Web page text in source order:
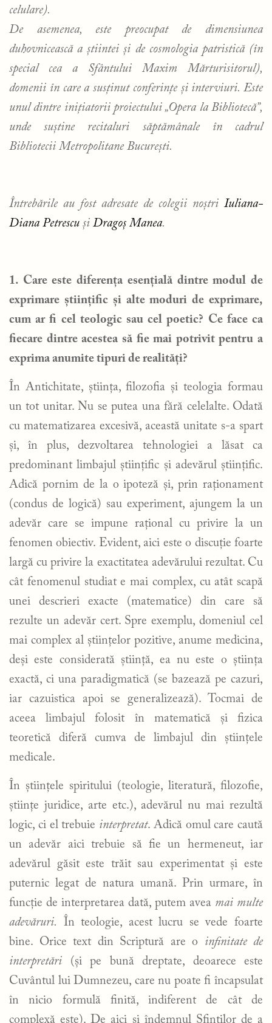
celulare).
De asemenea, este preocupat de dimensiunea
duhovnicească a știintei și de cosmologia patristică (în
special cea a Sfântului Maxim Mărturisitorul),
domenii în care a susținut conferințe și interviuri. Este
unul dintre inițiatorii proiectului „Opera la Bibliotecă”,
unde suștine recitaluri săptămânale în cadrul
Bibliotecii Metropolitane București.
Întrebările au fost adresate de colegii noștri Iuliana-
Diana Petrescu și Dragoș Manea.
1. Care este diferența esențială dintre modul de
exprimare științific și alte moduri de exprimare,
cum ar fi cel teologic sau cel poetic? Ce face ca
fiecare dintre acestea să fie mai potrivit pentru a
exprima anumite tipuri de realități?
În Antichitate, știința, filozofia și teologia formau
un tot unitar. Nu se putea una fără celelalte. Odată
cu matematizarea excesivă, această unitate s-a spart
și, în plus, dezvoltarea tehnologiei a lăsat ca
predominant limbajul științific și adevărul științific.
Adică pornim de la o ipoteză și, prin raționament
(condus de logică) sau experiment, ajungem la un
adevăr care se impune rațional cu privire la un
fenomen obiectiv. Evident, aici este o discuție foarte
largă cu privire la exactitatea adevărului rezultat. Cu
cât fenomenul studiat e mai complex, cu atât scapă
unei descrieri exacte (matematice) din care să
rezulte un adevăr cert. Spre exemplu, domeniul cel
mai complex al științelor pozitive, anume medicina,
deși este considerată știință, ea nu este o știința
exactă, ci una paradigmatică (se bazează pe cazuri,
iar cazuistica apoi se generalizează). Tocmai de
aceea limbajul folosit în matematică și fizica
teoretică diferă cumva de limbajul din științele
medicale.
În științele spiritului (teologie, literatură, filozofie,
științe juridice, arte etc.), adevărul nu mai rezultă
logic, ci el trebuie interpretat. Adică omul care caută
un adevăr aici trebuie să fie un hermeneut, iar
adevărul găsit este trăit sau experimentat și este
puternic legat de natura umană. Prin urmare, în
funcție de interpretarea dată, putem avea mai multe
adevăruri. În teologie, acest lucru se vede foarte
bine. Orice text din Scriptură are o infinitate de
interpretări (și pe bună dreptate, deoarece este
Cuvântul lui Dumnezeu, care nu poate fi încapsulat
în nicio formulă finită, indiferent de cât de
complexă este). De aici și îndemnul Sfinților de a